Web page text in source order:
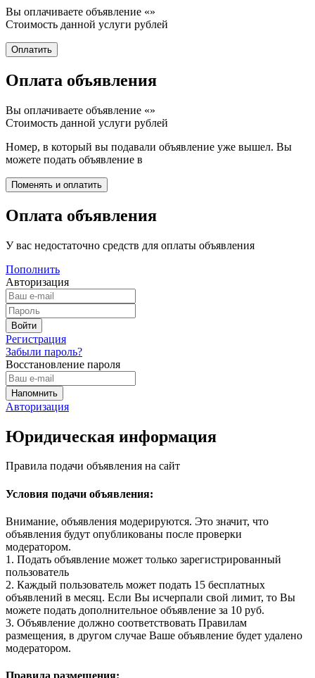
Вы оплачиваете объявление «»
Стоимость данной услуги рублей
Оплата объявления
Вы оплачиваете объявление «»
Стоимость данной услуги рублей
Номер, в который вы подавали объявление уже вышел. Вы
можете подать объявление в
Оплата объявления
У вас недостаточно средств для оплаты объявления
Пополнить
Авторизация
Регистрация
Забыли пароль?
Восстановление пароля
Авторизация
Юридическая информация
Правила подачи объявления на сайт
Условия подачи объявления:
Внимание, объявления модерируются. Это значит, что
объявления будут опубликованы после проверки
модератором.
1. Подать объявление может только зарегистрированный
пользователь
2. Каждый пользователь может подать 15 бесплатных
объявлений в месяц. Если Вы исчерпали свой лимит, то Вы
можете подать дополнительное объявление за 10 руб.
3. Объявление должно соответствовать Правилам
размещения, в другом случае Ваше объявление будет удалено
модератором.